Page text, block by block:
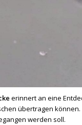
erinnert an eine
übertragen
werden soll.